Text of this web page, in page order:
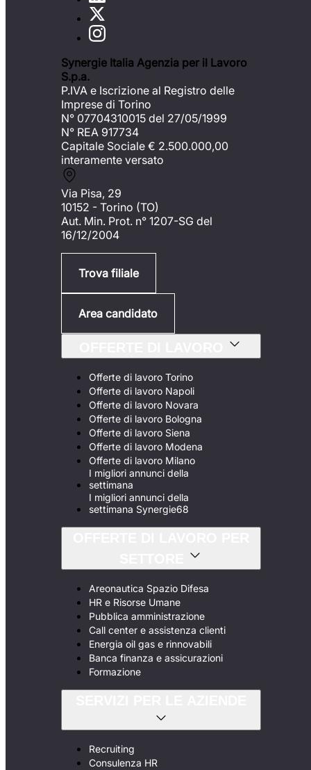
Synergie Italia Agenzia per il Lavoro
S.p.a.
P.IVA e Iscrizione al Registro delle
Imprese di Torino
N° 07704310015 del 27/05/1999
N° REA 917734
Capitale Sociale € 2.500.000,00
interamente versato
Via Pisa, 29
10152 - Torino (TO)
Aut. Min. Prot. n° 1207-SG del
16/12/2004
Trova filiale
Area candidato
Offerte di lavoro Torino
Offerte di lavoro Napoli
Offerte di lavoro Novara
Offerte di lavoro Bologna
Offerte di lavoro Siena
Offerte di lavoro Modena
Offerte di lavoro Milano
I migliori annunci della
settimana
I migliori annunci della
settimana Synergie68
Areonautica Spazio Difesa
HR e Risorse Umane
Pubblica amministrazione
Call center e assistenza clienti
Energia oil gas e rinnovabili
Banca finanza e assicurazioni
Formazione
Recruiting
Consulenza HR